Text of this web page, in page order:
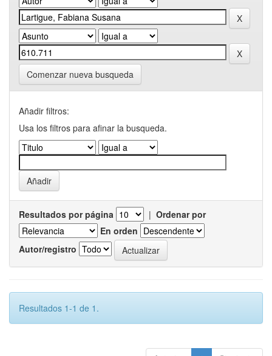
Comenzar nueva busqueda
Añadir filtros:
Usa los filtros para afinar la busqueda.
Resultados por página | Ordenar por
En orden
Autor/registro
Resultados 1-1 de 1.